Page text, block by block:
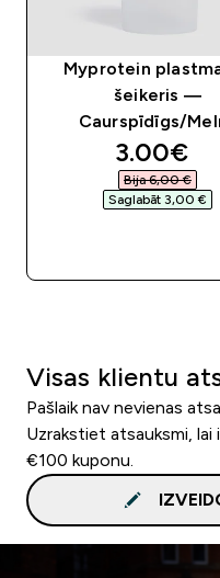
Myprotein
šeikeris —
Caurspīdīgs/
3.00€‎
Bija 6,00 €‎
Saglabāt 3,00 €‎
Visas klientu
Pašlaik nav nevienas
Uzrakstiet atsauksmi,
€100 kuponu.